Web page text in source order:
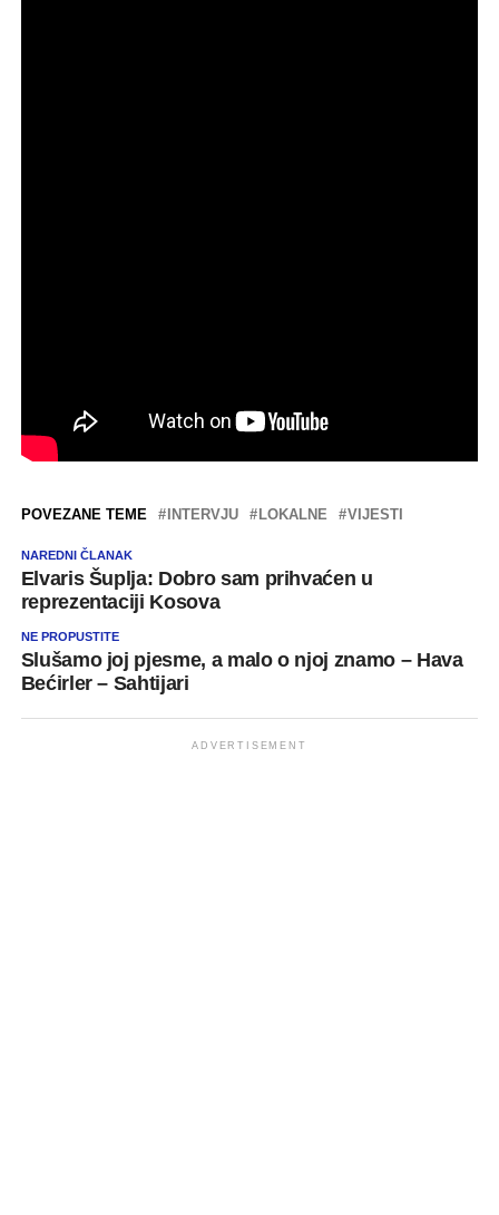
POVEZANE TEME INTERVJU LOKALNE VIJESTI
NAREDNI ČLANAK
Elvaris Šuplja: Dobro sam prihvaćen u
reprezentaciji Kosova
NE PROPUSTITE
Slušamo joj pjesme, a malo o njoj znamo – Hava
Bećirler – Sahtijari
ADVERTISEMENT